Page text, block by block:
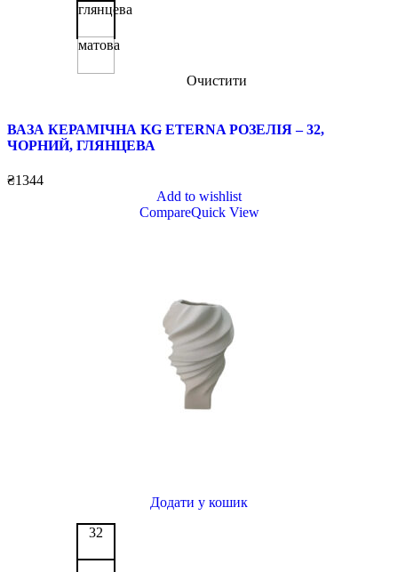
глянцева
матова
Очистити
ВАЗА КЕРАМІЧНА KG ETERNA РОЗЕЛІЯ – 32,
ЧОРНИЙ, ГЛЯНЦЕВА
₴1344
Add to wishlist
CompareQuick View
Додати у кошик
32